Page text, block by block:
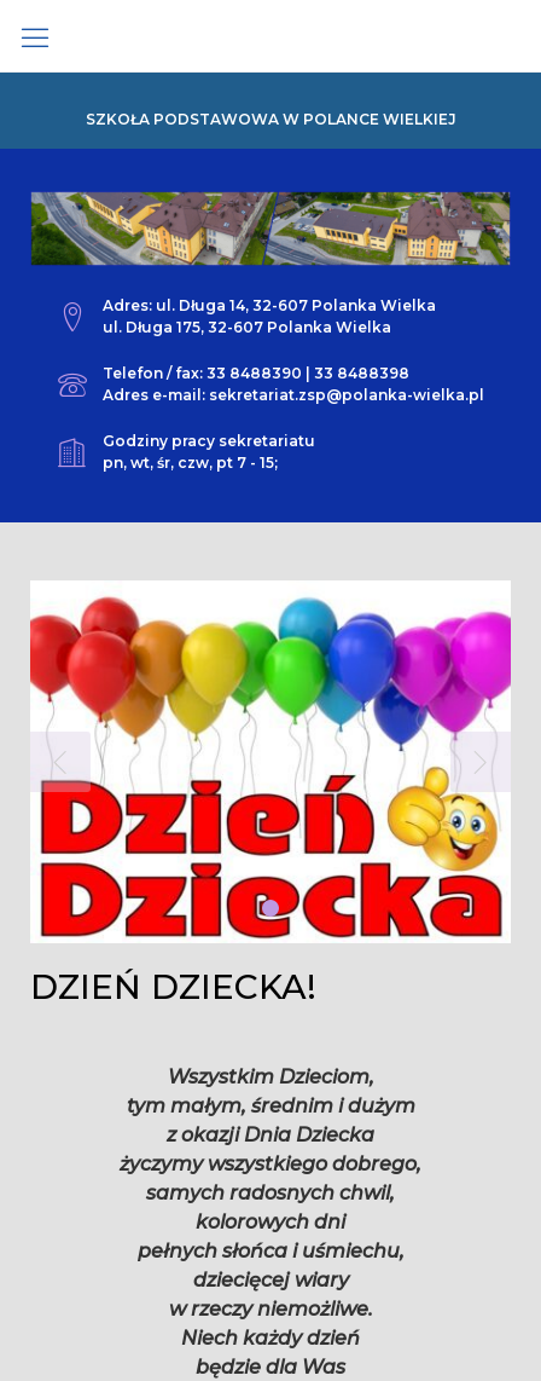
content
SZKOŁA PODSTAWOWA W POLANCE WIELKIEJ
Adres: ul. Długa 14, 32-607 Polanka Wielka
ul. Długa 175, 32-607 Polanka Wielka
Telefon / fax: 33 8488390 | 33 8488398
Adres e-mail: sekretariat.zsp@polanka-wielka.pl
Godziny pracy sekretariatu
pn, wt, śr, czw, pt 7 - 15;
Miesiąc:
maj
2021
DZIEŃ DZIECKA!
Wszystkim Dzieciom,
tym małym, średnim i dużym
z okazji Dnia Dziecka
życzymy wszystkiego dobrego,
samych radosnych chwil,
kolorowych dni
pełnych słońca i uśmiechu,
dziecięcej wiary
w rzeczy niemożliwe.
Niech każdy dzień
będzie dla Was